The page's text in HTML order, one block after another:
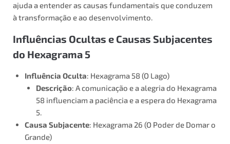
ajuda a entender as causas fundamentais que conduzem
à transformação e ao desenvolvimento.
Influências Ocultas e Causas Subjacentes
do Hexagrama 5
Influência Oculta: Hexagrama 58 (O Lago)
Descrição: A comunicação e a alegria do Hexagrama
58 influenciam a paciência e a espera do Hexagrama
5.
Causa Subjacente: Hexagrama 26 (O Poder de Domar o
Grande)